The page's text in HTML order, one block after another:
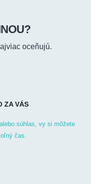
oceňujú.
ZA VÁS
súhlas, vy si môžete
čas.